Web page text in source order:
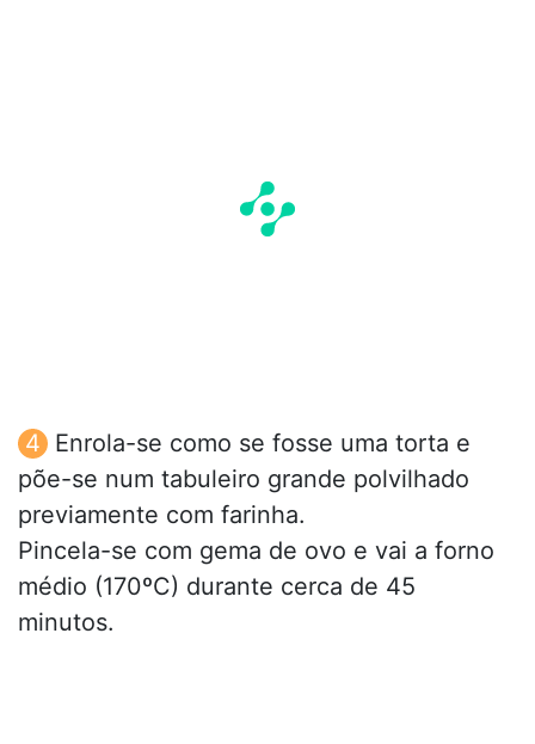
Enrola-se como se fosse uma torta e
põe-se num tabuleiro grande polvilhado
previamente com farinha.
Pincela-se com gema de ovo e vai a forno
médio (170ºC) durante cerca de 45
minutos.